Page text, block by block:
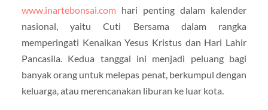
www.inartebonsai.com hari penting dalam kalender
nasional, yaitu Cuti Bersama dalam rangka
memperingati Kenaikan Yesus Kristus dan Hari Lahir
Pancasila. Kedua tanggal ini menjadi peluang bagi
banyak orang untuk melepas penat, berkumpul dengan
keluarga, atau merencanakan liburan ke luar kota.